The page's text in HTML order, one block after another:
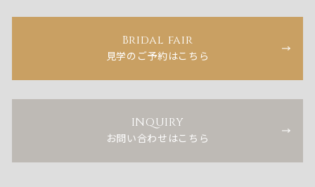
Bridal fair
見学のご予約はこちら
INQUIRY
お問い合わせはこちら